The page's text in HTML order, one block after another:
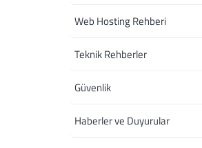
Web Hosting Rehberi
Teknik Rehberler
Güvenlik
Haberler ve Duyurular